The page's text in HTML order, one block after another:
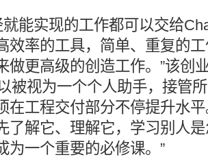
就能实现的工作都可以交给
效率的工具，简单、重复的
做更高级的创造工作。”该创
被视为一个个人助手，接管
在工程交付部分不停提升水
了解它、理解它，学习别人
为一个重要的必修课。”